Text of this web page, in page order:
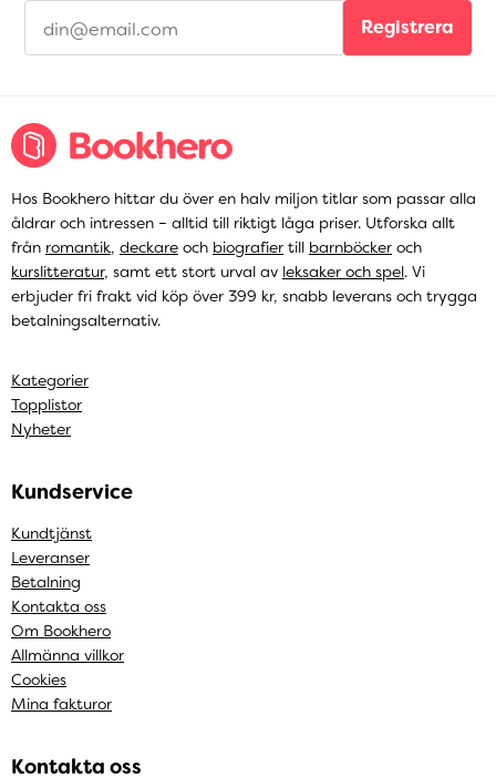
Registrera
Hos Bookhero hittar du över en halv miljon titlar som passar alla
åldrar och intressen – alltid till riktigt låga priser. Utforska allt
från romantik, deckare och biografier till barnböcker och
kurslitteratur, samt ett stort urval av leksaker och spel. Vi
erbjuder fri frakt vid köp över 399 kr, snabb leverans och trygga
betalningsalternativ.
Kategorier
Topplistor
Nyheter
Kundservice
Kundtjänst
Leveranser
Betalning
Kontakta oss
Om Bookhero
Allmänna villkor
Cookies
Mina fakturor
Kontakta oss